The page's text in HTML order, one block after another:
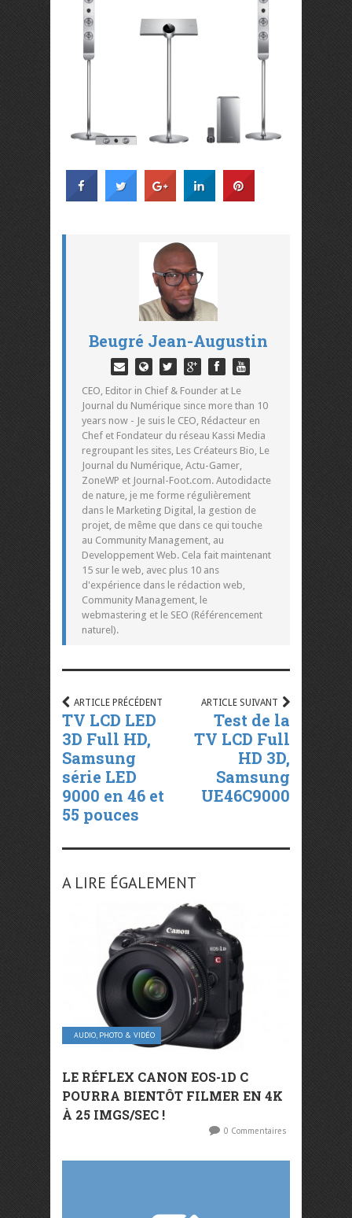
Beugré Jean-Augustin
CEO, Editor in Chief & Founder at Le
Journal du Numérique since more than 10
years now - Je suis le CEO, Rédacteur en
Chef et Fondateur du réseau Kassi Media
regroupant les sites, Les Créateurs Bio, Le
Journal du Numérique, Actu-Gamer,
ZoneWP et Journal-Foot.com. Autodidacte
de nature, je me forme régulièrement
dans le Marketing Digital, la gestion de
projet, de même que dans ce qui touche
au Community Management, au
Developpement Web. Cela fait maintenant
15 sur le web, avec plus 10 ans
d'expérience dans le rédaction web,
Community Management, le
webmastering et le SEO (Référencement
naturel).
ARTICLE PRÉCÉDENT
TV LCD LED
3D Full HD,
Samsung
série LED
9000 en 46 et
55 pouces
ARTICLE SUIVANT
Test de la
TV LCD Full
HD 3D,
Samsung
UE46C9000
A LIRE ÉGALEMENT
AUDIO, PHOTO & VIDÉO
LE RÉFLEX CANON EOS-1D C
POURRA BIENTÔT FILMER EN 4K
À 25 IMGS/SEC !
0 Commentaires